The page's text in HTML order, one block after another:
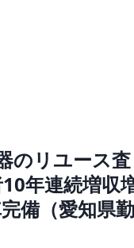
のリユース査
年連続増収
備（愛知県勤